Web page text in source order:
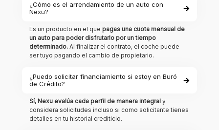
¿Cómo es el arrendamiento de un auto con
Nexu?
Es un producto en el que pagas una cuota mensual de
un auto para poder disfrutarlo por un tiempo
determinado. Al finalizar el contrato, el coche puede
ser tuyo pagando el cambio de propietario.
¿Puedo solicitar financiamiento si estoy en Buró
de Crédito?
Sí, Nexu evalúa cada perfil de manera integraly
considera solicitudes incluso si como solicitante tienes
detalles en tu historial crediticio.